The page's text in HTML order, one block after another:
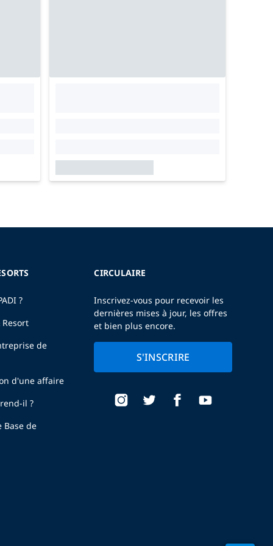
?
de
d'une affaire
il ?
Base de
CIRCULAIRE
Inscrivez-vous pour recevoir les
dernières mises à jour, les offres
et bien plus encore.
S'INSCRIRE